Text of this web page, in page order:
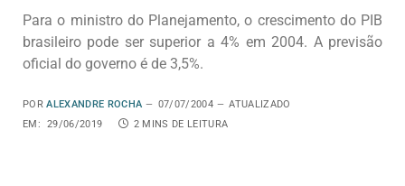
Para o ministro do Planejamento, o crescimento do PIB
brasileiro pode ser superior a 4% em 2004. A previsão
oficial do governo é de 3,5%.
POR ALEXANDRE ROCHA 07/07/2004
ATUALIZADO
EM:
29/06/2019 2 MINS DE LEITURA